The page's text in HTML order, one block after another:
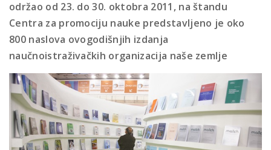
održao od 23. do 30. oktobra 2011, na štandu
Centra za promociju nauke predstavljeno je oko
800 naslova ovogodišnjih izdanja
naučnoistraživačkih organizacija naše zemlje